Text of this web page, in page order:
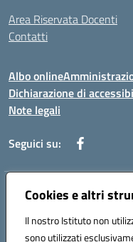
Cookies e altri
Il nostro Istituto non
sono utilizzati
Area Riservata Docenti
Contatti
Albo online
Dichiarazione di
Note legali
Seguici su:
Indirizzo:Via
Posta elettronica certificata